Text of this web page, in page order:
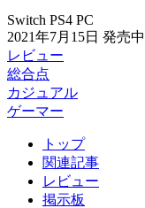
Switch PS4 PC
2021年7月15日 発売中
レビュー
総合点
カジュアル
ゲーマー
トップ
関連記事
レビュー
掲示板